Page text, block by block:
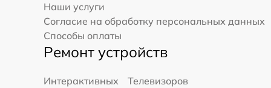
Наши услуги
Согласие на обработку персональных данных
Способы оплаты
Ремонт устройств
Интерактивных
Телевизоров